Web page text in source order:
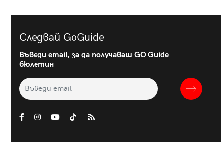
Следвай GoGuide
Въведи email, за да получаваш GO Guide
бюлетин